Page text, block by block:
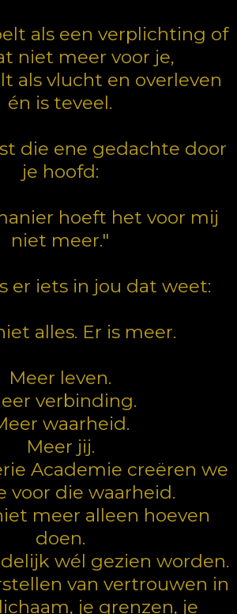
als een verplichting of
niet meer voor je,
als vlucht en overleven
én is teveel.
die ene gedachte door
je hoofd:
hoeft het voor mij
niet meer."
er iets in jou dat weet:
alles. Er is meer.
Meer leven.
verbinding.
waarheid.
Meer jij.
Academie creëren we
voor die waarheid.
meer alleen hoeven
doen.
wél gezien worden.
van vertrouwen in
je grenzen, je